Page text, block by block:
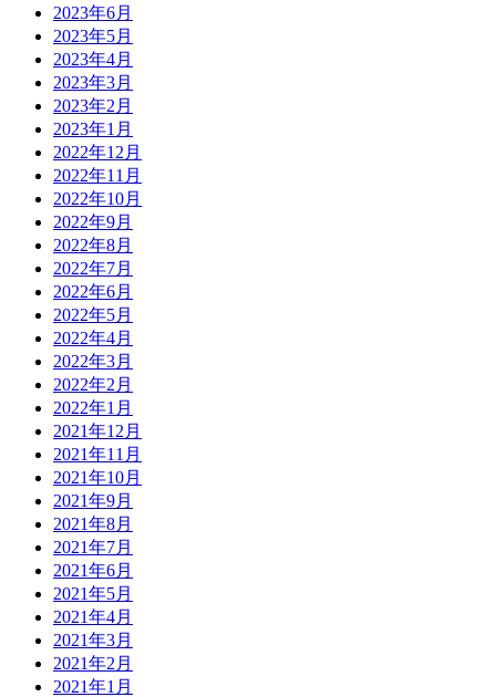
2023年6月
2023年5月
2023年4月
2023年3月
2023年2月
2023年1月
2022年12月
2022年11月
2022年10月
2022年9月
2022年8月
2022年7月
2022年6月
2022年5月
2022年4月
2022年3月
2022年2月
2022年1月
2021年12月
2021年11月
2021年10月
2021年9月
2021年8月
2021年7月
2021年6月
2021年5月
2021年4月
2021年3月
2021年2月
2021年1月